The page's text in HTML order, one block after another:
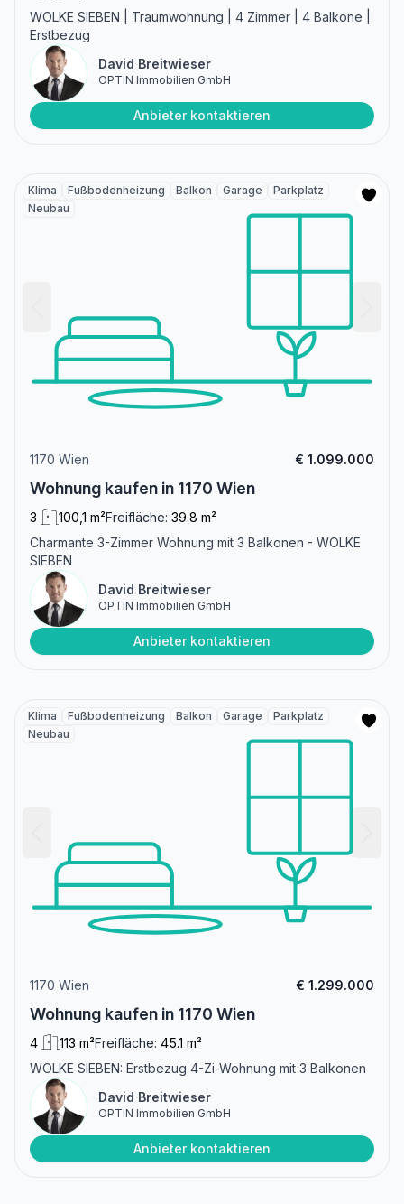
WOLKE SIEBEN | Traumwohnung | 4 Zimmer | 4 Balkone |
Erstbezug
David Breitwieser
OPTIN Immobilien GmbH
Anbieter kontaktieren
Klima Fußbodenheizung Balkon Garage
Parkplatz
Neubau
1170 Wien € 1.099.000
Wohnung kaufen in 1170 Wien
3 100,1 m²Freifläche: 39.8 m²
Charmante 3-Zimmer Wohnung mit 3 Balkonen - WOLKE
SIEBEN
David Breitwieser
OPTIN Immobilien GmbH
Anbieter kontaktieren
Klima Fußbodenheizung Balkon Garage
Parkplatz
Neubau
1170 Wien € 1.299.000
Wohnung kaufen in 1170 Wien
4 113 m²Freifläche: 45.1 m²
WOLKE SIEBEN: Erstbezug 4-Zi-Wohnung mit 3 Balkonen
David Breitwieser
OPTIN Immobilien GmbH
Anbieter kontaktieren